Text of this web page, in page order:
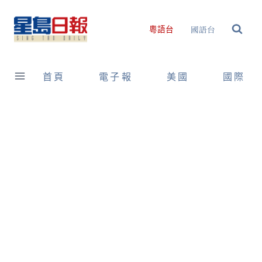
content
粵語台 國語台
首頁 電子報 美國 國際